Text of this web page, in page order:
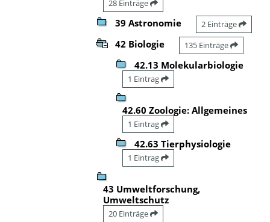
28 Einträge
39 Astronomie 2 Einträge
42 Biologie 135 Einträge
42.13 Molekularbiologie
1 Eintrag
42.60 Zoologie: Allgemeines
1 Eintrag
42.63 Tierphysiologie
1 Eintrag
43 Umweltforschung,
Umweltschutz
20 Einträge